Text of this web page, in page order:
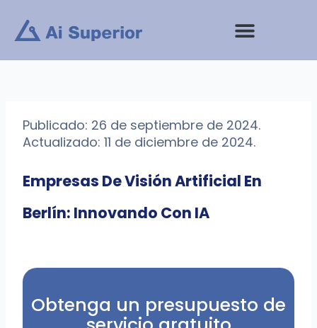
contenido
Publicado: 26 de septiembre de 2024.
Actualizado: 11 de diciembre de 2024.
Empresas De Visión Artificial En
Berlín: Innovando Con IA
Obtenga un presupuesto de